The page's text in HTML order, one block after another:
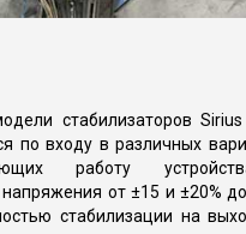
стабилизаторов Sirius
по входу в различных
работу
от ±15 и ±20%
стабилизации на